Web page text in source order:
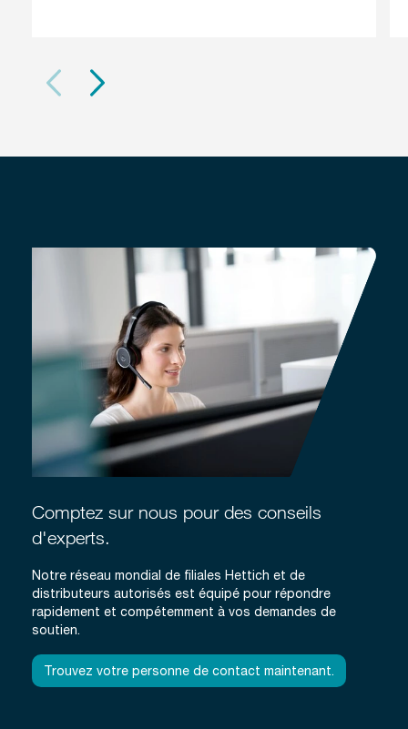
Comptez sur nous pour des conseils
d'experts.
Notre réseau mondial de filiales Hettich et de
distributeurs autorisés est équipé pour répondre
rapidement et compétemment à vos demandes de
soutien.
Trouvez votre personne de contact maintenant.